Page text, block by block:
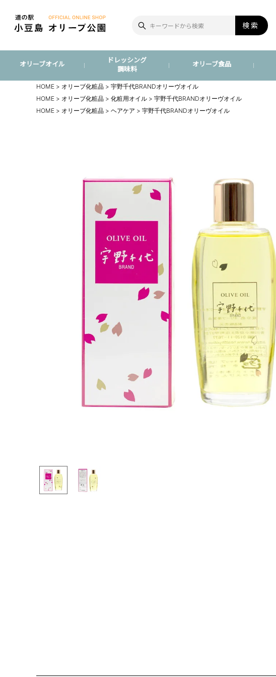
検索
オリーブオイル
ドレッシング
調味料
オリーブ食品
HOME オリーブ化粧品
宇野千代BRANDオリーヴオイル
HOME
オリーブ化粧品 化粧用オイル
宇野千代BRANDオリーヴオイル
HOME
オリーブ化粧品 ヘアケア 宇野千代BRANDオリーヴオイル